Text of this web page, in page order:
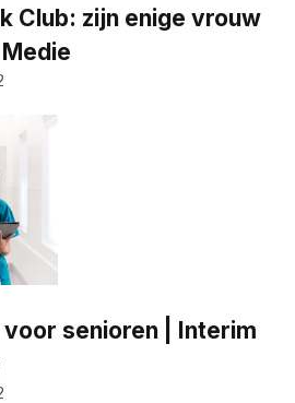
Club: zijn enige vrouw
senioren | Interim